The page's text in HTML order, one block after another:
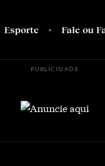
Esporte Fale ou
PUBLICIDADE